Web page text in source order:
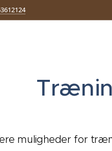
muligheder for